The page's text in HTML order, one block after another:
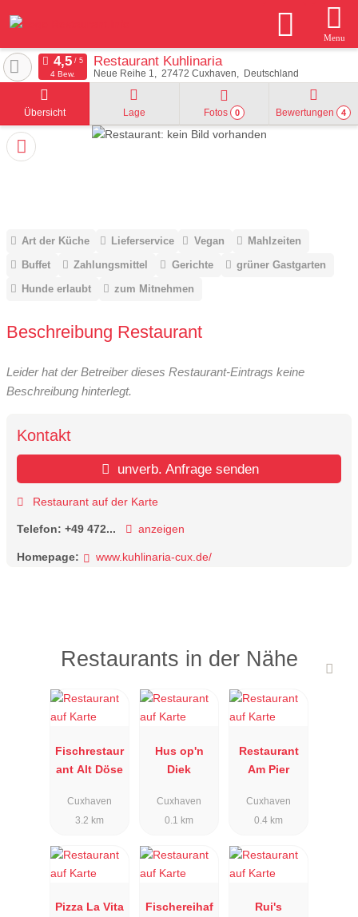
Menu
Restaurant Kuhlinaria
Neue Reihe 1 27472 Cuxhaven Deutschland
4 Bew.
Übersicht Lage Fotos 0 Bewertungen 4
Art der Küche Lieferservice Vegan
Mahlzeiten
Buffet
Zahlungsmittel Gerichte
grüner Gastgarten
Hunde erlaubt
zum Mitnehmen
Beschreibung Restaurant
Leider hat der Betreiber dieses Restaurant-Eintrags keine
Beschreibung hinterlegt.
Kontakt
unverb. Anfrage senden
Restaurant auf der Karte
Telefon: +49 472... anzeigen
Homepage: www.kuhlinaria-cux.de/
Restaurants in der Nähe
Fischrestaur
ant Alt Döse
Cuxhaven
3.2 km
Hus op'n
Diek
Cuxhaven
0.1 km
Restaurant
Am Pier
Cuxhaven
0.4 km
Pizza La Vita
Fischereihaf
Rui's